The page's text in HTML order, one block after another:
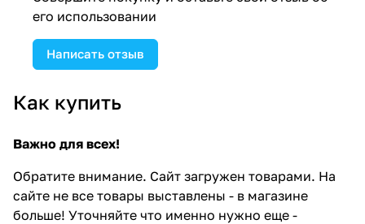
его использовании
Написать отзыв
Как купить
Важно для всех!
Обратите внимание. Сайт загружен товарами. На
сайте не все товары выставлены - в магазине
больше! Уточняйте что именно нужно еще -